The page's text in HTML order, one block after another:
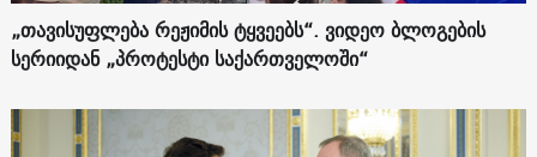
„თავისუფლება რეჟიმის ტყვეებს“. ვიდეო ბლოგების
სერიიდან „პროტესტი საქართველოში“